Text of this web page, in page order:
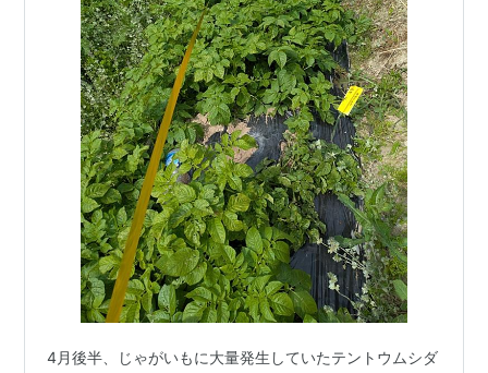
4月後半、じゃがいもに大量発生していたテントウムシダ